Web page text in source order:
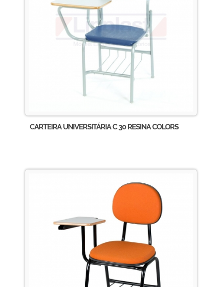
CARTEIRA UNIVERSITÁRIA C 30 RESINA COLORS